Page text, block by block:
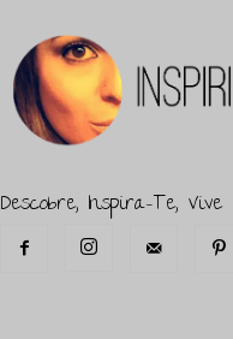
Descobre, Inspira-Te, Vive